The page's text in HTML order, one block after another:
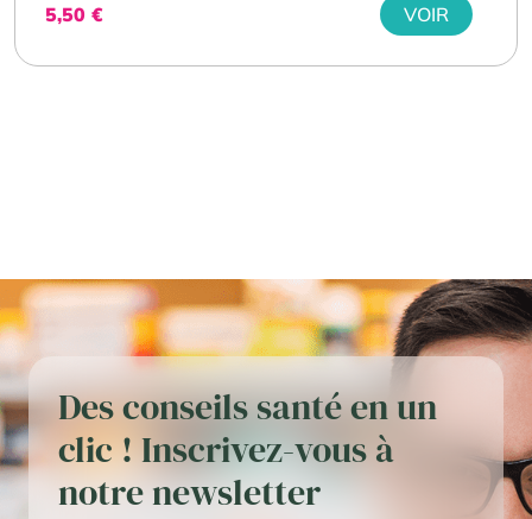
5,50 € VOIR
Des conseils santé en un
clic ! Inscrivez-vous à
notre newsletter